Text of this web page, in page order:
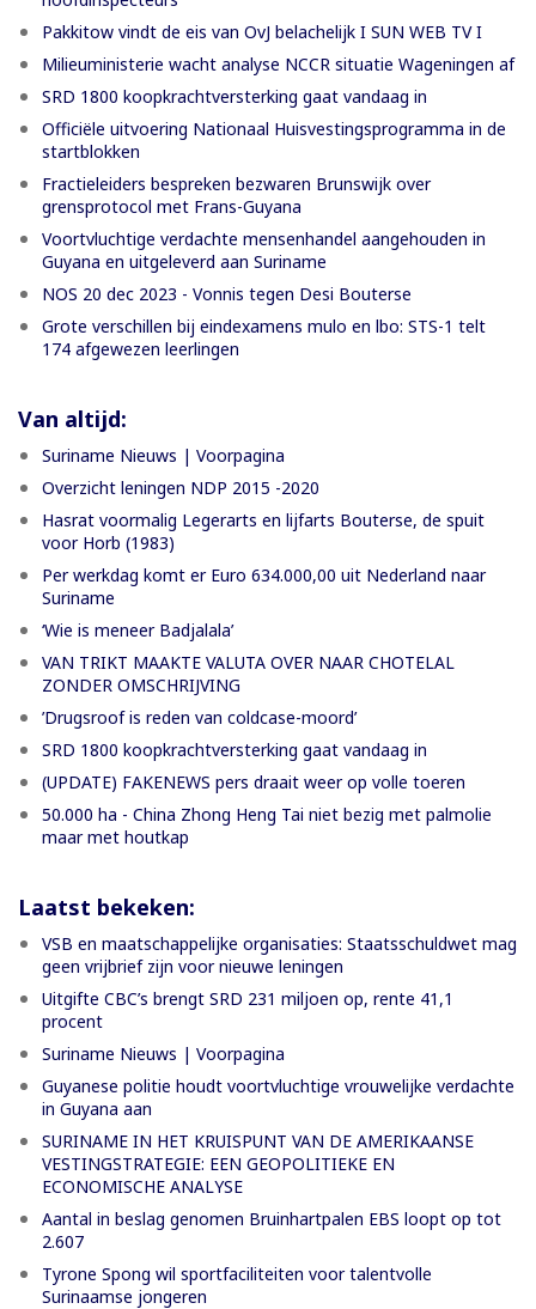
Pakkitow vindt de eis van OvJ belachelijk I SUN WEB TV I
Milieuministerie wacht analyse NCCR situatie Wageningen af
SRD 1800 koopkrachtversterking gaat vandaag in
Officiële uitvoering Nationaal Huisvestingsprogramma in de
startblokken
Fractieleiders bespreken bezwaren Brunswijk over
grensprotocol met Frans-Guyana
Voortvluchtige verdachte mensenhandel aangehouden in
Guyana en uitgeleverd aan Suriname
NOS 20 dec 2023 - Vonnis tegen Desi Bouterse
Grote verschillen bij eindexamens mulo en lbo: STS-1 telt
174 afgewezen leerlingen
Van altijd:
Suriname Nieuws | Voorpagina
Overzicht leningen NDP 2015 -2020
Hasrat voormalig Legerarts en lijfarts Bouterse, de spuit
voor Horb (1983)
Per werkdag komt er Euro 634.000,00 uit Nederland naar
Suriname
‘Wie is meneer Badjalala’
VAN TRIKT MAAKTE VALUTA OVER NAAR CHOTELAL
ZONDER OMSCHRIJVING
’Drugsroof is reden van coldcase-moord’
SRD 1800 koopkrachtversterking gaat vandaag in
(UPDATE) FAKENEWS pers draait weer op volle toeren
50.000 ha - China Zhong Heng Tai niet bezig met palmolie
maar met houtkap
Laatst bekeken:
VSB en maatschappelijke organisaties: Staatsschuldwet mag
geen vrijbrief zijn voor nieuwe leningen
Uitgifte CBC’s brengt SRD 231 miljoen op, rente 41,1
procent
Suriname Nieuws | Voorpagina
Guyanese politie houdt voortvluchtige vrouwelijke verdachte
in Guyana aan
SURINAME IN HET KRUISPUNT VAN DE AMERIKAANSE
VESTINGSTRATEGIE: EEN GEOPOLITIEKE EN
ECONOMISCHE ANALYSE
Aantal in beslag genomen Bruinhartpalen EBS loopt op tot
2.607
Tyrone Spong wil sportfaciliteiten voor talentvolle
Surinaamse jongeren